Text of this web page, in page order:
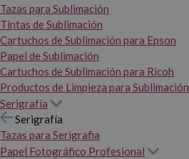
Tazas para Sublimación
Tintas de Sublimación
Cartuchos de Sublimación para Epson
Papel de Sublimación
Cartuchos de Sublimación para Ricoh
Productos de Limpieza para Sublimación
Serigrafía
Serigrafía
Tazas para Serigrafia
Papel Fotográfico Profesional